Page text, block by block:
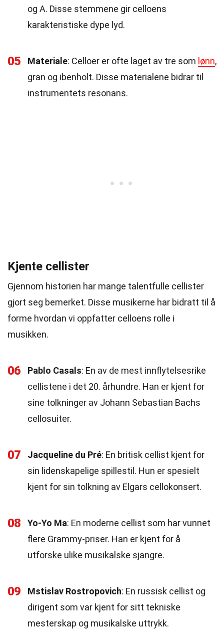
og A. Disse stemmene gir celloens
karakteristiske dype lyd.
05 Materiale: Celloer er ofte laget av tre som lønn,
gran og ibenholt. Disse materialene bidrar til
instrumentets resonans.
Kjente cellister
Gjennom historien har mange talentfulle cellister
gjort seg bemerket. Disse musikerne har bidratt til å
forme hvordan vi oppfatter celloens rolle i
musikken.
06 Pablo Casals: En av de mest innflytelsesrike
cellistene i det 20. århundre. Han er kjent for
sine tolkninger av Johann Sebastian Bachs
cellosuiter.
07 Jacqueline du Pré: En britisk cellist kjent for
sin lidenskapelige spillestil. Hun er spesielt
kjent for sin tolkning av Elgars cellokonsert.
08 Yo-Yo Ma: En moderne cellist som har vunnet
flere Grammy-priser. Han er kjent for å
utforske ulike musikalske sjangre.
09 Mstislav Rostropovich: En russisk cellist og
dirigent som var kjent for sitt tekniske
mesterskap og musikalske uttrykk.